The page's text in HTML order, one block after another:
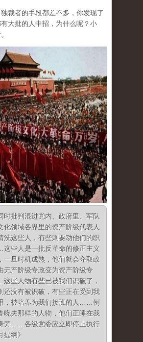
独裁者的手段都差不多，你发现了
大批的人中招，为什么呢？小
时批判混进党内、政府里、军队
化领域各界里的资产阶级代表人
洗这些人，有些则要动他们的职
些人是一批反革命的修正主义
一旦时机成熟，他们就会夺取政
无产阶级专政变为资产阶级专
些人物有些已被我们识破了，
还没有被识破，有些正在受到我
，被培养为我们接班的人……例
晓夫那样的人物，他们正睡在我
旁……各级党委应立即停止执行
提纲》